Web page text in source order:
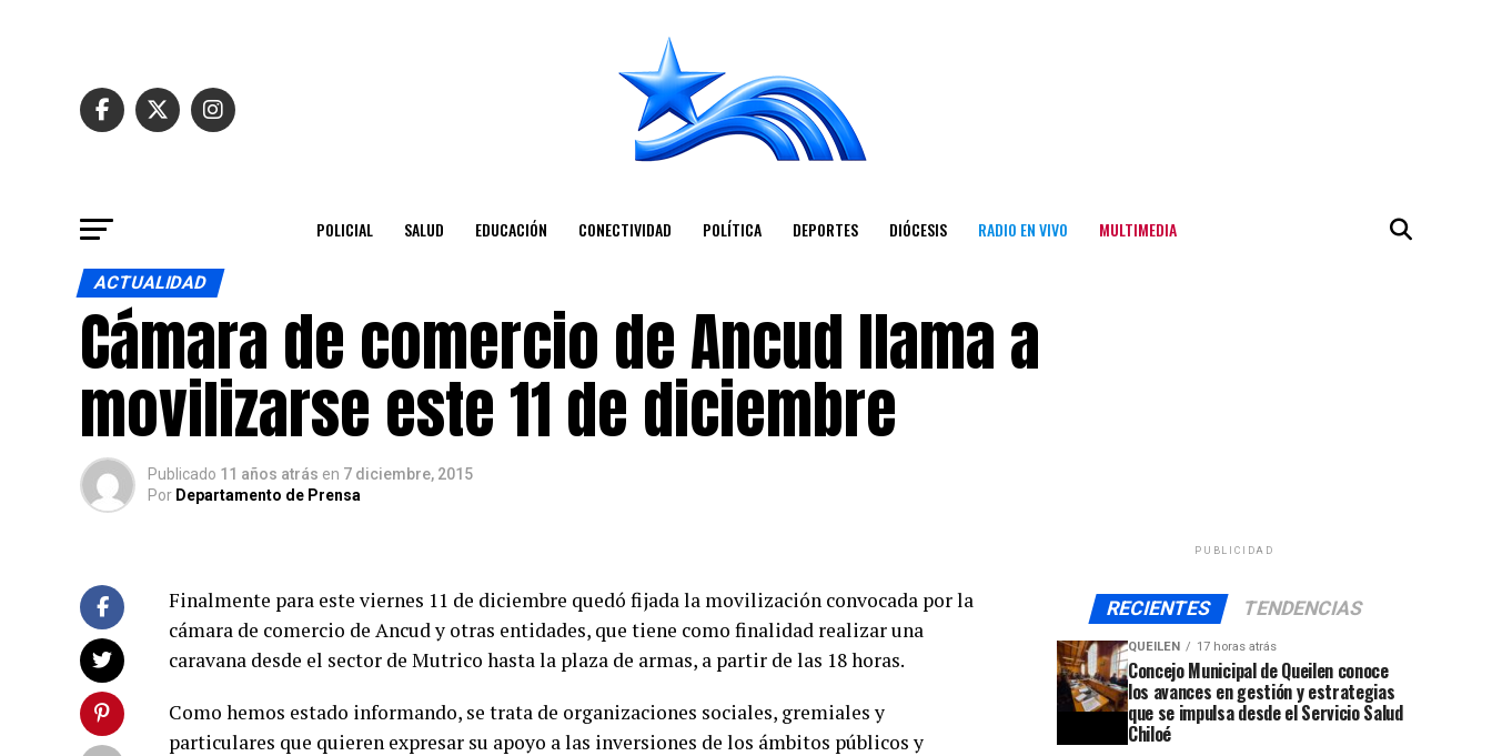
POLICIAL SALUD EDUCACIÓN CONECTIVIDAD POLÍTICA DEPORTES DIÓCESIS RADIO EN VIVO MULTIMEDIA
ACTUALIDAD
Cámara de comercio de Ancud llama a
movilizarse este 11 de diciembre
Publicado 11 años atrás en 7 diciembre, 2015
Por Departamento de Prensa
Finalmente para este viernes 11 de diciembre quedó fijada la movilización convocada por la
cámara de comercio de Ancud y otras entidades, que tiene como finalidad realizar una
caravana desde el sector de Mutrico hasta la plaza de armas, a partir de las 18 horas.
Como hemos estado informando, se trata de organizaciones sociales, gremiales y
particulares que quieren expresar su apoyo a las inversiones de los ámbitos públicos y
PUBLICIDAD
RECIENTES TENDENCIAS
QUEILEN 17 horas atrás
Concejo Municipal de Queilen conoce
los avances en gestión y estrategias
que se impulsa desde el Servicio Salud
Chiloé